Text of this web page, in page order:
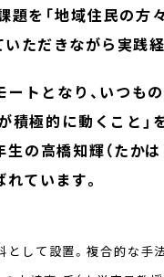
題を「地域住民の
ただきながら実践
ートとなり、いつも
積極的に動くこと」
の高橋知輝（たか
ています。
して設置。複合的な手